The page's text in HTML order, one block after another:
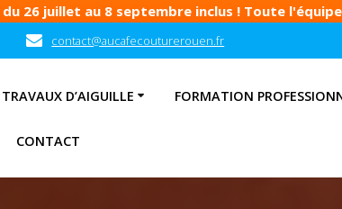
26 juillet au 8 septembre inclus ! Toute
contact@aucafecouturerouen.fr
TRAVAUX D’AIGUILLE FORMATION
CONTACT